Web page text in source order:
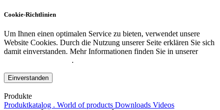
Cookie-Richtlinien
Um Ihnen einen optimalen Service zu bieten, verwendet unsere
Website Cookies. Durch die Nutzung unserer Seite erklären Sie sich
damit einverstanden. Mehr Informationen finden Sie in unserer
.
Einverstanden
Produkte
Produktkatalog . World of products Downloads Videos